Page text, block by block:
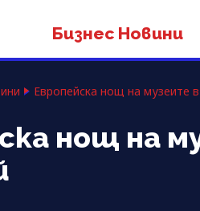
Бизнес Новини
Европейска нощ на музеите
нощ на